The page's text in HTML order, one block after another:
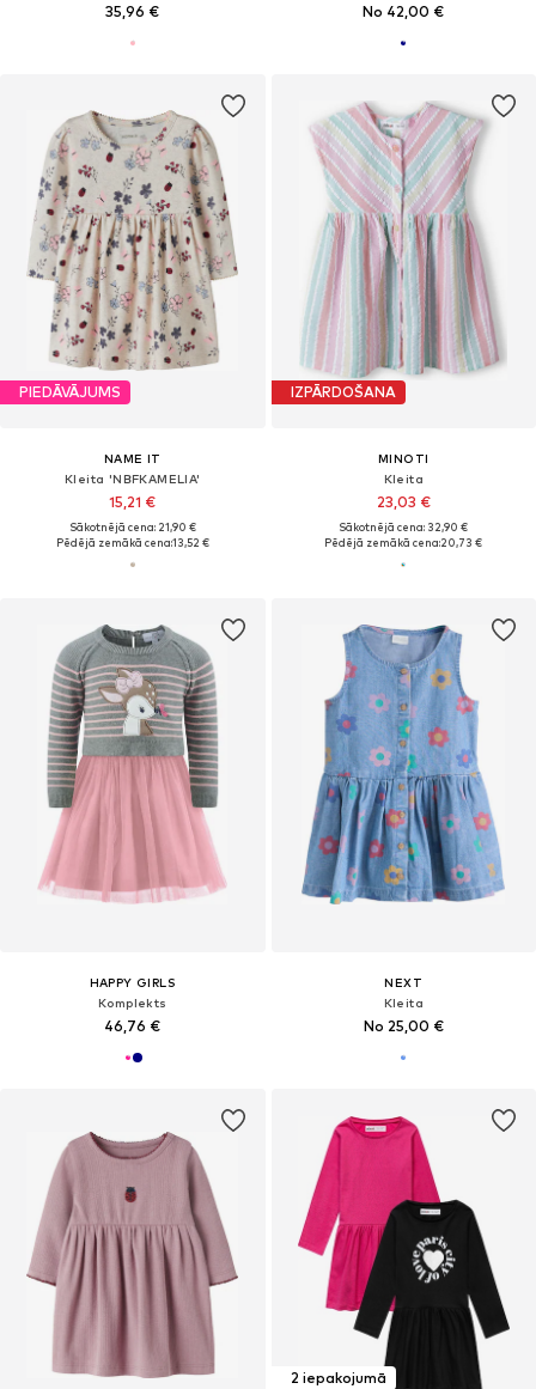
35,96 € No 42,00 €
PIEDĀVĀJUMS
NAME IT
Kleita 'NBFKAMELIA'
15,21 €
Sākotnējā cena: 21,90 €
Pēdējā zemākā cena:13,52 €
IZPĀRDOŠANA
MINOTI
Kleita
23,03 €
Sākotnējā cena: 32,90 €
Pēdējā zemākā cena:20,73 €
HAPPY GIRLS
Komplekts
46,76 €
NEXT
Kleita
No 25,00 €
2 iepakojumā